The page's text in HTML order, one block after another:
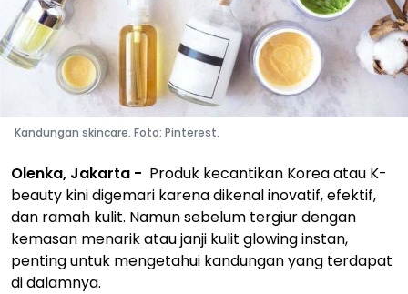
Kandungan skincare. Foto: Pinterest.
Olenka, Jakarta - Produk kecantikan Korea atau K-
beauty kini digemari karena dikenal inovatif, efektif,
dan ramah kulit. Namun sebelum tergiur dengan
kemasan menarik atau janji kulit glowing instan,
penting untuk mengetahui kandungan yang terdapat
di dalamnya.